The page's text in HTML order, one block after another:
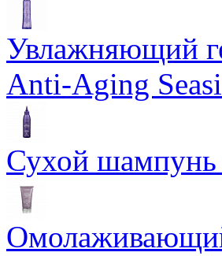
Увлажняющий
Anti-Aging
Сухой шампунь